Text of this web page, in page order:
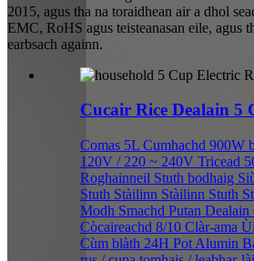
2015, agus tha na toraidhean air a dhol
EMC, RoHS agus teisteanasan eile, agus
earbsach againn.
Cucair Rice Dealain 5
Comas 5L Cumhachd 900W
120V / 220 ~ 240V Tricead
Roghainneil Stuth bodhaig
Stuth Stàilinn Stàilinn Stuth
Modh Smachd Putan Dealain
Còcaireachd 8/10 Clàr-ama
Cùm blàth 24H Pot Alumin